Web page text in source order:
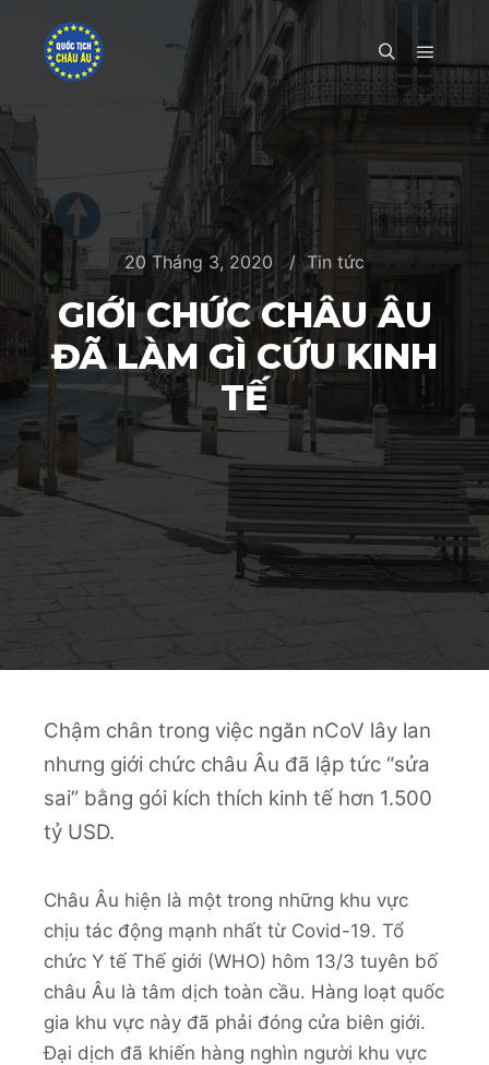
SearchMain
20 Tháng 3, 2020 Tin tức
GIỚI CHỨC CHÂU ÂU
ĐÃ LÀM GÌ CỨU KINH
TẾ
Chậm chân trong việc ngăn nCoV lây lan
nhưng giới chức châu Âu đã lập tức “sửa
sai” bằng gói kích thích kinh tế hơn 1.500
tỷ USD.
Châu Âu hiện là một trong những khu vực
chịu tác động mạnh nhất từ Covid-19. Tổ
chức Y tế Thế giới (WHO) hôm 13/3 tuyên bố
châu Âu là tâm dịch toàn cầu. Hàng loạt quốc
gia khu vực này đã phải đóng cửa biên giới.
Đại dịch đã khiến hàng nghìn người khu vực